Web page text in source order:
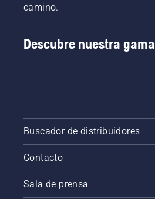
camino.
Descubre nuestra gama
Buscador de distribuidores
Contacto
Sala de prensa